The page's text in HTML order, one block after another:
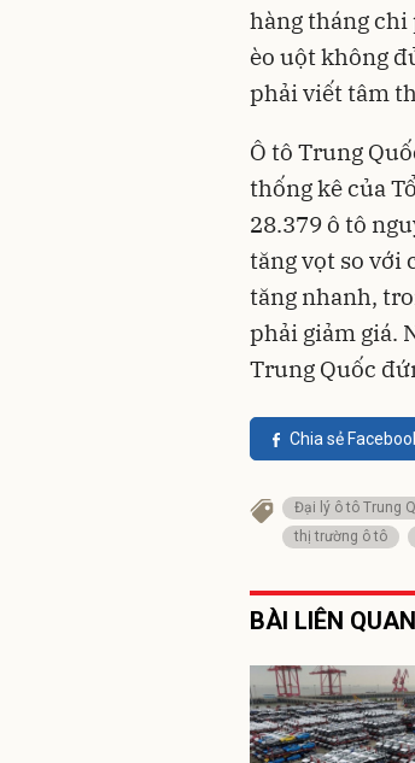
hàng tháng chi
èo uột không
phải viết tâm
Ô tô Trung
thống kê của
28.379 ô tô
tăng vọt so với
tăng nhanh,
phải giảm giá.
Trung Quốc
Chia sẻ
Đại lý ô tô Trung
thị trường ô tô
BÀI LIÊN QUAN